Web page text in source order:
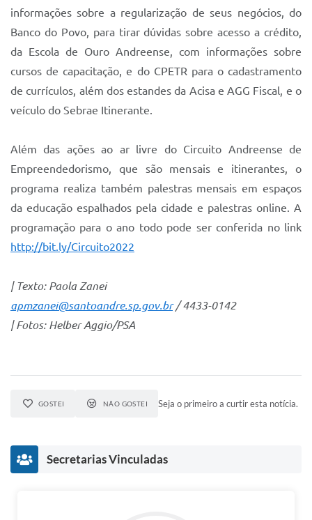
informações sobre a regularização de seus negócios, do
Banco do Povo, para tirar dúvidas sobre acesso a crédito,
da Escola de Ouro Andreense, com informações sobre
cursos de capacitação, e do CPETR para o cadastramento
de currículos, além dos estandes da Acisa e AGG Fiscal, e o
veículo do Sebrae Itinerante.
Além das ações ao ar livre do Circuito Andreense de
Empreendedorismo, que são mensais e itinerantes, o
programa realiza também palestras mensais em espaços
da educação espalhados pela cidade e palestras online. A
programação para o ano todo pode ser conferida no link
http://bit.ly/Circuito2022
| Texto: Paola Zanei
apmzanei@santoandre.sp.gov.br/ 4433-0142
| Fotos: Helber Aggio/PSA
GOSTEI NÃO GOSTEI Seja o primeiro a curtir esta notícia.
Secretarias Vinculadas